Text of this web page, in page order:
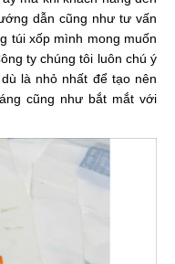
dẫn cũng như tư vấn
túi xốp mình mong muốn
ty chúng tôi luôn chú ý
là nhỏ nhất để tạo nên
cũng như bắt mắt với